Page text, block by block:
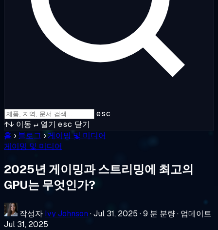
esc
↑↓ 이동 ↵ 열기 esc 닫기
홈 › 블로그 ›게이밍 및 미디어
게이밍 및 미디어
2025년 게이밍과 스트리밍에 최고의
GPU는 무엇인가?
작성자 Ivy Johnson·Jul 31, 2025 ·9 분 분량· 업데이트
Jul 31, 2025